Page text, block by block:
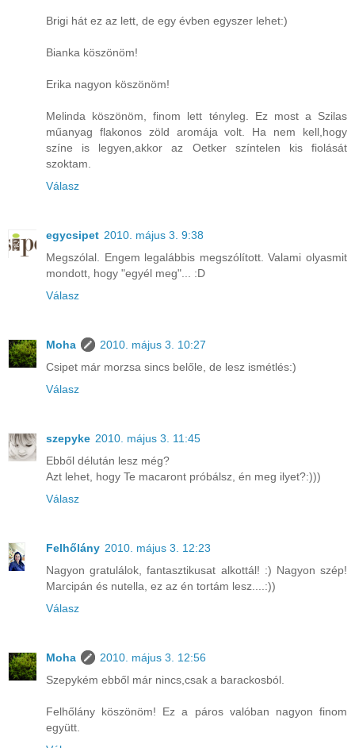
Brigi hát ez az lett, de egy évben egyszer lehet:)
Bianka köszönöm!
Erika nagyon köszönöm!
Melinda köszönöm, finom lett tényleg. Ez most a Szilas
műanyag flakonos zöld aromája volt. Ha nem kell,hogy
színe is legyen,akkor az Oetker színtelen kis fiolását
szoktam.
Válasz
egycsipet 2010. május 3. 9:38
Megszólal. Engem legalábbis megszólított. Valami olyasmit
mondott, hogy "egyél meg"... :D
Válasz
Moha
2010. május 3. 10:27
Csipet már morzsa sincs belőle, de lesz ismétlés:)
Válasz
szepyke 2010. május 3. 11:45
Ebből délután lesz még?
Azt lehet, hogy Te macaront próbálsz, én meg ilyet?:)))
Válasz
Felhőlány 2010. május 3. 12:23
Nagyon gratulálok, fantasztikusat alkottál! :) Nagyon szép!
Marcipán és nutella, ez az én tortám lesz....:))
Válasz
Moha
2010. május 3. 12:56
Szepykém ebből már nincs,csak a barackosból.
Felhőlány köszönöm! Ez a páros valóban nagyon finom
együtt.